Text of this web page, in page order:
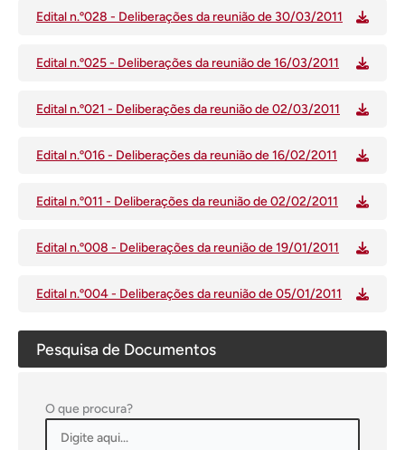
Pesquisa de Documentos
O que procura?
Edital n.º028 - Deliberações da reunião de 30/03/2011
Edital n.º025 - Deliberações da reunião de 16/03/2011
Edital n.º021 - Deliberações da reunião de 02/03/2011
Edital n.º016 - Deliberações da reunião de 16/02/2011
Edital n.º011 - Deliberações da reunião de 02/02/2011
Edital n.º008 - Deliberações da reunião de 19/01/2011
Edital n.º004 - Deliberações da reunião de 05/01/2011